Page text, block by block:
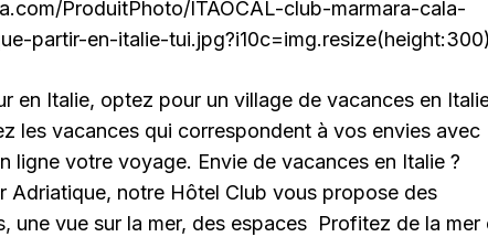
ProduitPhoto/ITAOCAL-club-marmara-cala-
partir-en-italie-tui.jpg?i10c=img.resize(height:300)
en Italie, optez pour un village de vacances en
les vacances qui correspondent à vos envies avec
ligne votre voyage. Envie de vacances en Italie ?
Adriatique, notre Hôtel Club vous propose des
une vue sur la mer, des espaces Profitez de la mer